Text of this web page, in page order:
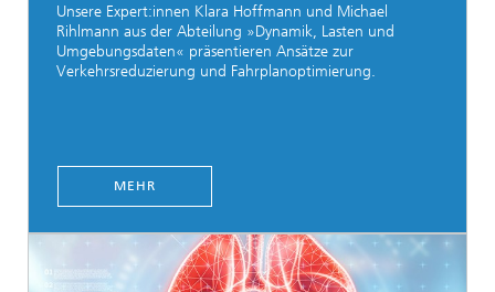
Unsere Expert:innen Klara Hoffmann und Michael
Rihlmann aus der Abteilung »Dynamik, Lasten und
Umgebungsdaten« präsentieren Ansätze zur
Verkehrsreduzierung und Fahrplanoptimierung.
MEHR